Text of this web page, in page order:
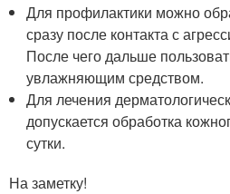
Для профилактики можно
сразу после контакта с
После чего дальше
увлажняющим средством.
Для лечения
допускается обработка
сутки.
На заметку!